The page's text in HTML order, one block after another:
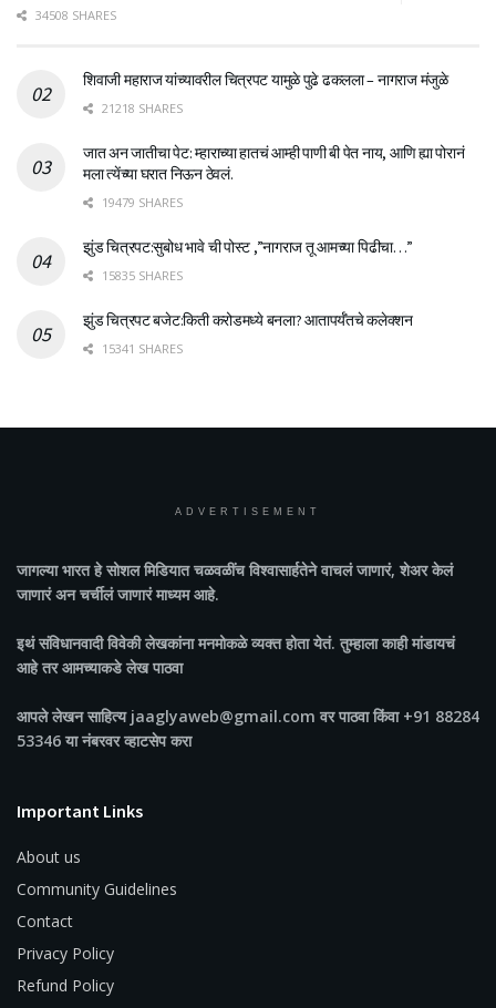
34508 SHARES
शिवाजी महाराज यांच्यावरील चित्रपट यामुळे पुढे ढकलला – नागराज मंजुळे
21218 SHARES
जात अन जातीचा पेट: म्हाराच्या हातचं आम्ही पाणी बी पेत नाय, आणि ह्या पोरानं
मला त्येंच्या घरात निऊन ठेवलं.
19479 SHARES
झुंड चित्रपट:सुबोध भावे ची पोस्ट ,”नागराज तू आमच्या पिढीचा…”
15835 SHARES
झुंड चित्रपट बजेट:किती करोडमध्ये बनला? आतापर्यँतचे कलेक्शन
15341 SHARES
ADVERTISEMENT
जागल्या भारतहे सोशल मिडियात चळवळींच विश्वासार्हतेने वाचलं जाणारं, शेअर केलं
जाणारं अन चर्चीलं जाणारं माध्यम आहे.
इथं संविधानवादी विवेकी लेखकांना मनमोकळे व्यक्त होता येतं. तुम्हाला काही मांडायचं
आहे तर आमच्याकडे लेख पाठवा
आपले लेखन साहित्य jaaglyaweb@gmail.com वर पाठवा किंवा +91 88284
53346 या नंबरवर व्हाटसेप करा
Important Links
About us
Community Guidelines
Contact
Privacy Policy
Refund Policy